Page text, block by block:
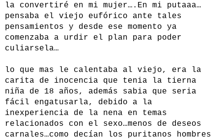
la convertiré en mi mujer….En mi putaaa…
pensaba el viejo eufórico ante tales
pensamientos y desde ese momento ya
comenzaba a urdir el plan para poder
culiarsela…
lo que mas le calentaba al viejo, era la
carita de inocencia que tenia la tierna
niña de 18 años, además sabia que seria
fácil engatusarla, debido a la
inexperiencia de la nena en temas
relacionados con el sexo…menos de deseos
carnales…como decían los puritanos hombres